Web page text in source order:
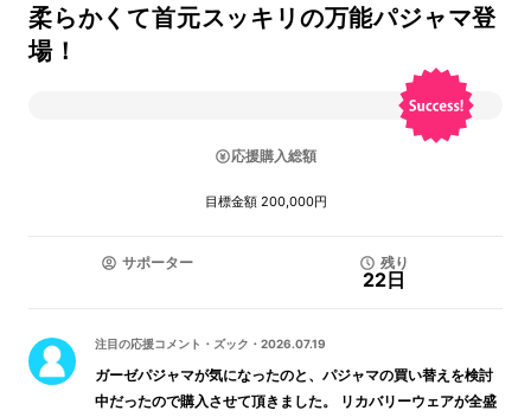
柔らかくて首元スッキリの万能パジャマ登
場！
応援購入総額
目標金額 200,000円
サポーター 残り
22日
注目の応援コメント ・ ズック ・ 2026.07.19
ガーゼパジャマが気になったのと、パジャマの買い替えを検討
中だったので購入させて頂きました。 リカバリーウェアが全盛